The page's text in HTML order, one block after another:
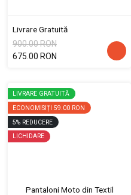
Livrare Gratuită
900.00 RON
675.00 RON
LIVRARE GRATUITĂ
ECONOMISIȚI 59.00 RON
5% REDUCERE
LICHIDARE
Pantaloni Moto din Textil